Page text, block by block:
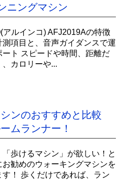
ニングマシン
アルインコ) AFJ2019Aの特徴
測項目と、音声ガイダンスで運
ート スピードや時間、距離だ
、カロリーや...
ンのおすすめと比較
ムランナー！
「歩けるマシン」が欲しい！と
お勧めのウォーキングマシンを
す！ 歩くだけであれば、ラン